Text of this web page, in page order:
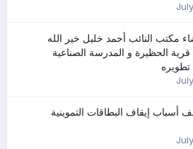
مكتب النائب أحمد خليل خير الله
الحظيرة و المدرسة الصناعية
تطويره
أسباب إيقاف البطاقات التموينية